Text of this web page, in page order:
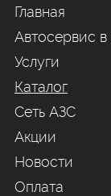
Главная
Автосервис
Услуги
Каталог
Сеть АЗС
Акции
Новости
Оплата